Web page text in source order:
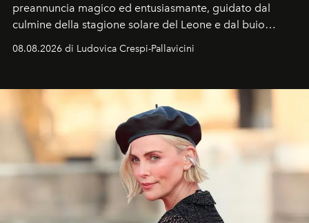
preannuncia magico ed entusiasmante, guidato dal
culmine della stagione solare del Leone e dal buio
favorevole della Luna nuova in Leone del 12 agosto,
ideale per la notte delle Perseidi.
08.08.2026 di Ludovica Crespi-Pallavicini